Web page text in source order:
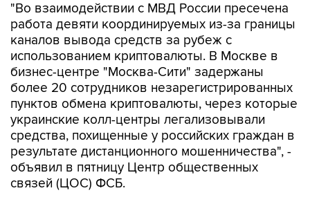
"Во взаимодействии с МВД России пресечена
работа девяти координируемых из-за границы
каналов вывода средств за рубеж с
использованием криптовалюты. В Москве в
бизнес-центре "Москва-Сити" задержаны
более 20 сотрудников незарегистрированных
пунктов обмена криптовалюты, через которые
украинские колл-центры легализовывали
средства, похищенные у российских граждан в
результате дистанционного мошенничества", -
объявил в пятницу Центр общественных
связей (ЦОС) ФСБ.